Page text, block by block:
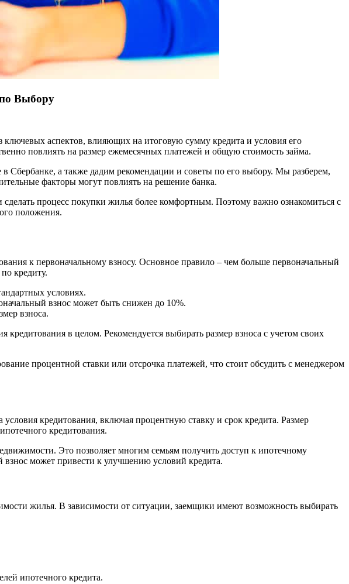
Выбору
аспектов, влияющих на итоговую сумму кредита и условия его
повлиять на размер ежемесячных платежей и общую стоимость займа.
Сбербанке, а также дадим рекомендации и советы по его выбору. Мы разберем,
факторы могут повлиять на решение банка.
процесс покупки жилья более комфортным. Поэтому важно ознакомиться с
положения.
к первоначальному взносу. Основное правило – чем больше первоначальный
кредиту.
условиях.
взнос может быть снижен до 10%.
взноса.
в целом. Рекомендуется выбирать размер взноса с учетом своих
процентной ставки или отсрочка платежей, что стоит обсудить с менеджером
кредитования, включая процентную ставку и срок кредита. Размер
кредитования.
Это позволяет многим семьям получить доступ к ипотечному
может привести к улучшению условий кредита.
жилья. В зависимости от ситуации, заемщики имеют возможность выбирать
ипотечного кредита.